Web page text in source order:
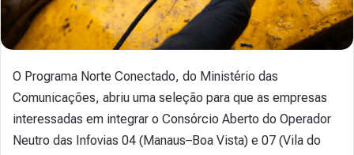
O Programa Norte Conectado, do Ministério das
Comunicações, abriu uma seleção para que as empresas
interessadas em integrar o Consórcio Aberto do Operador
Neutro das Infovias 04 (Manaus–Boa Vista) e 07 (Vila do